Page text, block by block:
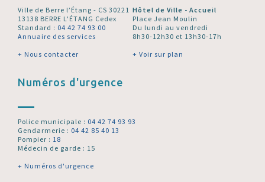
Ville de Berre l’Étang - CS 30221
13138 BERRE L'ÉTANG Cedex
Standard : 04 42 74 93 00
Annuaire des services
+ Nous contacter
Hôtel de Ville - Accueil
Place Jean Moulin
Du lundi au vendredi
8h30-12h30 et 13h30-17h
+ Voir sur plan
Numéros d'urgence
Police municipale : 04 42 74 93 93
Gendarmerie : 04 42 85 40 13
Pompier : 18
Médecin de garde : 15
+ Numéros d'urgence